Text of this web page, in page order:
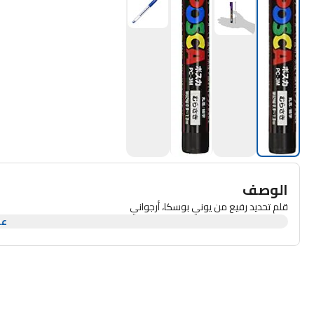
الوصف
قلم تحديد رفيع من يوني بوسكا، أرجواني